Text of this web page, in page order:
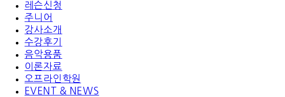
레슨신청
주니어
강사소개
수강후기
음악용품
이론자료
오프라인학원
EVENT & NEWS